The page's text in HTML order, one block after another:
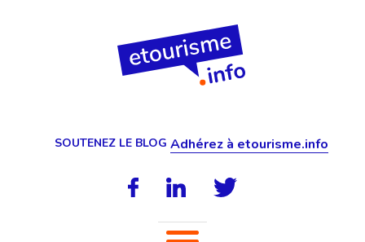
SOUTENEZ LE BLOG Adhérez à etourisme.info